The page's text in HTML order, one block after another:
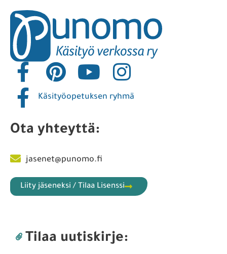
Käsityöopetuksen ryhmä
Ota yhteyttä:
jasenet@punomo.fi
Liity jäseneksi / Tilaa Lisenssi
Tilaa uutiskirje: